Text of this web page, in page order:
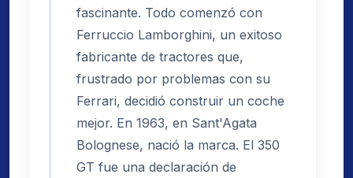
fascinante. Todo comenzó con
Ferruccio Lamborghini, un exitoso
fabricante de tractores que,
frustrado por problemas con su
Ferrari, decidió construir un coche
mejor. En 1963, en Sant'Agata
Bolognese, nació la marca. El 350
GT fue una declaración de